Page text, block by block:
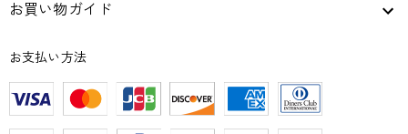
お買い物ガイド
お支払い方法